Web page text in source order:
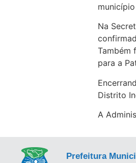
Na
Também
para a
Distrito
A
Prefeitura